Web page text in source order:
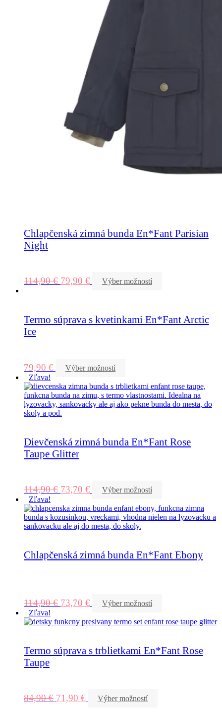
Chlapčenská zimná bunda En*Fant Parisian
Night
114,90€ 79,90 € Výber možností
Termo súprava s kvetinkami En*Fant Arctic
Ice
79,90 €
Výber možností
Zľava!
Dievčenská zimná bunda En*Fant Rose
Taupe Glitter
114,90€ 73,70 €
Výber možností
Zľava!
Chlapčenská zimná bunda En*Fant Ebony
114,90€ 73,70 €
Výber možností
Zľava!
Termo súprava s trblietkami En*Fant Rose
Taupe
84,90€ 71,90 € Výber možností